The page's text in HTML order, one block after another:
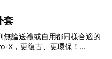
，令外形簡約的美術館能低
成舒服的唯美景觀。內斂而深
。他亦刻意淡化展廳的邊
帶入社區，展示愉景灣的生
學，由2006年起定居香港，
主，他的作品以色彩藝術融入
、遙不可及，可以與社區共
套
無論送禮或自用都同樣合適的